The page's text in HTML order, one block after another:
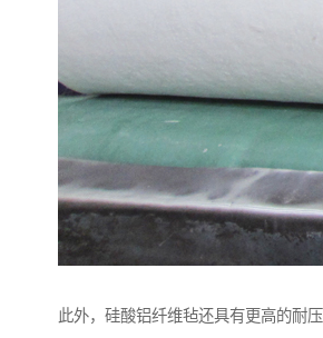
此外，硅酸铝纤维毡还具有更高的耐